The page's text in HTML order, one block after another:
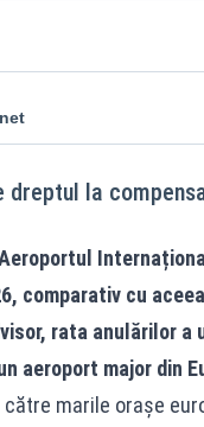
dreptul la
comparativ cu
rata anulărilor a
aeroport major din
marile orașe